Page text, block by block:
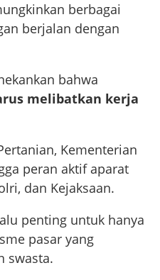
berbagai
berjalan dengan
bahwa
melibatkan kerja
Kementerian
peran aktif aparat
dan Kejaksaan.
penting untuk hanya
pasar yang
swasta.